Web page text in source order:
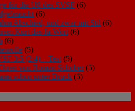
für die U8 des SVSF (6)
(6)
Abschied, und zwar mit Stil (6)
Kurt das Ja-Wort (6)
(6)
(5)
3:5 (2:4) – Test (5)
von Roman Schober (5)
schon unter Druck (5)